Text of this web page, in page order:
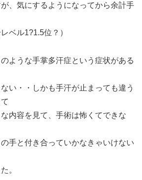
、気にするようになってから余計手
ベル1?1.5位？）
ような手掌多汗症という症状がある
い・・しかも手汗が止まっても違う
内容を見て、手術は怖くてできな
手と付き合っていかなきゃいけない
。